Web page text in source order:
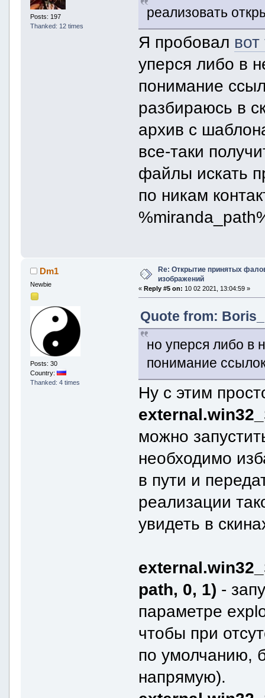
Posts: 197
Thanked: 12 times
реализовать
Я пробовал вот
уперся либо в
понимание
разбираюсь в
архив с
все-таки
файлы искать
по никам
Dm1
Newbie
Posts: 30
Country:
Thanked: 4 times
Re: Открытие принятых
изображений
«Reply #5 on: 10 02 2021, 13:04:59 »
Quote from:
но уперся либо в
понимание
Ну с этим
можно
необходимо
в пути и
реализации
увидеть в
path, 0, 1) -
параметре
чтобы при
по умолчанию,
напрямую).